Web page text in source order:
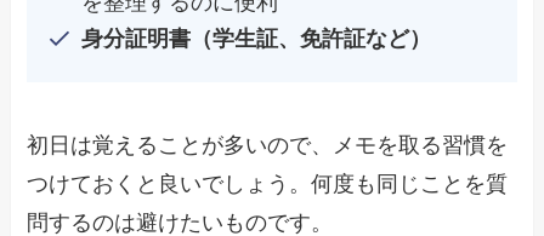
身分証明書（学生証、免許証など）
初日は覚えることが多いので、メモを取る習慣を
つけておくと良いでしょう。何度も同じことを質
問するのは避けたいものです。